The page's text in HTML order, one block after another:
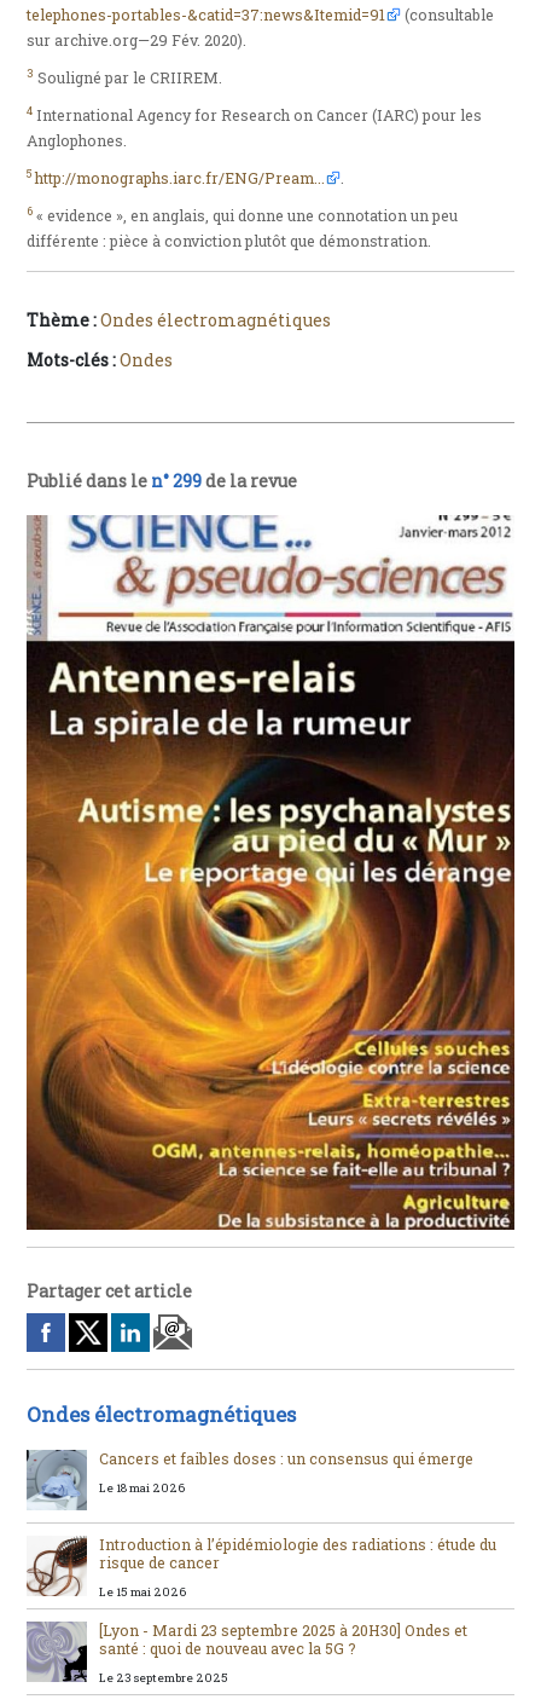
telephones-portables-&catid=37:news&Itemid=91
(consultable
sur archive.org—29 Fév. 2020).
3 Souligné par le CRIIREM.
4 International Agency for Research on Cancer (IARC) pour les
Anglophones.
5 http://monographs.iarc.fr/ENG/Pream...
6 « evidence », en anglais, qui donne une connotation un peu
différente : pièce à conviction plutôt que démonstration.
Thème :Ondes électromagnétiques
Mots-clés :Ondes
Publié dans le n° 299de la revue
Partager cet article
Ondes électromagnétiques
Cancers et faibles doses : un consensus qui émerge
Le 18 mai 2026
Introduction à l’épidémiologie des radiations : étude du
risque de cancer
Le 15 mai 2026
[Lyon - Mardi 23 septembre 2025 à 20H30] Ondes et
santé : quoi de nouveau avec la 5G ?
Le 23 septembre 2025